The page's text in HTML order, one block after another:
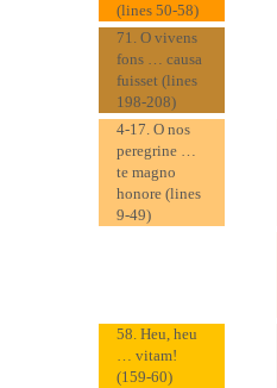
(lines 50-58)
71. O vivens
fons … causa
fuisset (lines
198-208)
4-17. O nos
peregrine …
te magno
honore (lines
9-49)
58. Heu, heu
… vitam!
(159-60)